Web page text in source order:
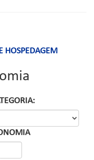
HOSPEDAGEM